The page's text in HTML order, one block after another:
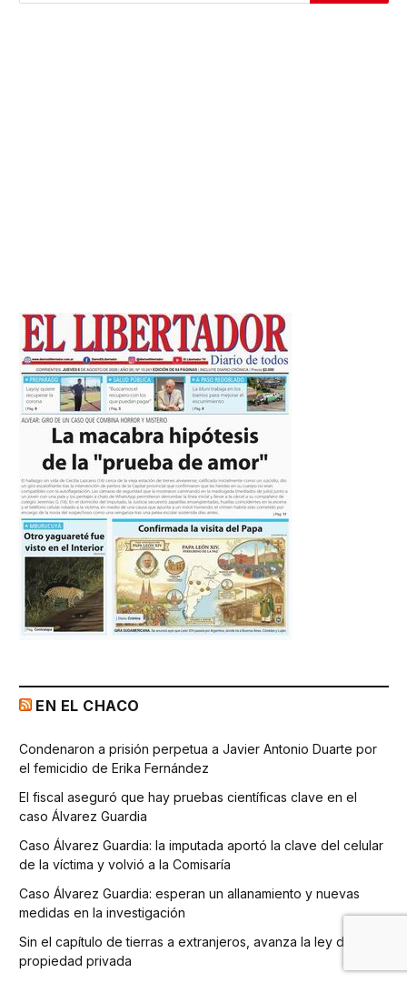
EN EL CHACO
Condenaron a prisión perpetua a Javier Antonio Duarte por
el femicidio de Erika Fernández
El fiscal aseguró que hay pruebas científicas clave en el
caso Álvarez Guardia
Caso Álvarez Guardia: la imputada aportó la clave del celular
de la víctima y volvió a la Comisaría
Caso Álvarez Guardia: esperan un allanamiento y nuevas
medidas en la investigación
Sin el capítulo de tierras a extranjeros, avanza la ley de
propiedad privada